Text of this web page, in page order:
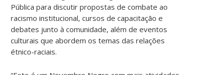
Pública para discutir propostas de combate ao
racismo institucional, cursos de capacitação e
debates junto à comunidade, além de eventos
culturais que abordem os temas das relações
étnico-raciais.